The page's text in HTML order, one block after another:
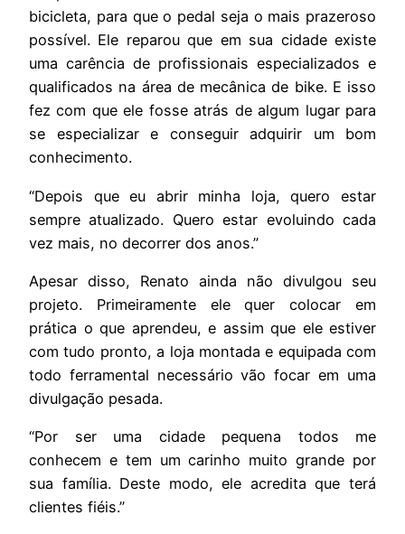
bicicleta, para que o pedal seja o mais prazeroso
possível. Ele reparou que em sua cidade existe
uma carência de profissionais especializados e
qualificados na área de mecânica de bike. E isso
fez com que ele fosse atrás de algum lugar para
se especializar e conseguir adquirir um bom
conhecimento.
“Depois que eu abrir minha loja, quero estar
sempre atualizado. Quero estar evoluindo cada
vez mais, no decorrer dos anos.”
Apesar disso, Renato ainda não divulgou seu
projeto. Primeiramente ele quer colocar em
prática o que aprendeu, e assim que ele estiver
com tudo pronto, a loja montada e equipada com
todo ferramental necessário vão focar em uma
divulgação pesada.
“Por ser uma cidade pequena todos me
conhecem e tem um carinho muito grande por
sua família. Deste modo, ele acredita que terá
clientes fiéis.”